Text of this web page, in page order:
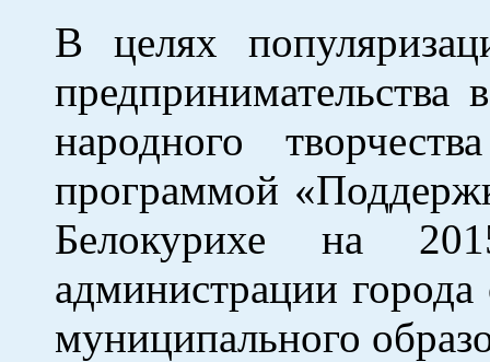
В целях
народного
программой
Белокурихе на
администрации
муниципального